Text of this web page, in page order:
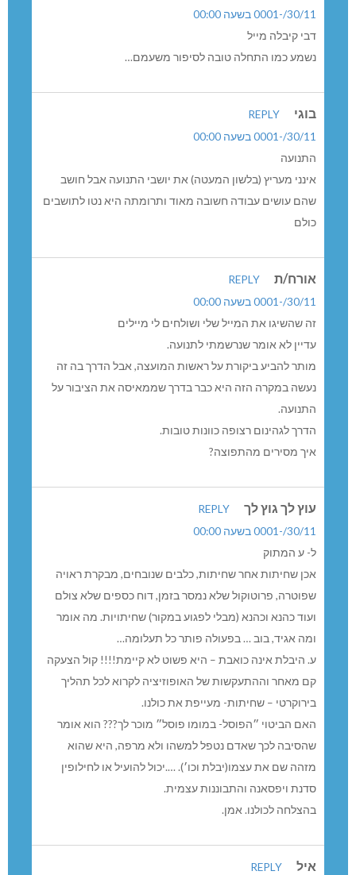
30/11/-0001 בשעה 00:00
דבי קיבלה מייל
נשמע כמו התחלה טובה לסיפור משעמם…
בוגי
REPLY
30/11/-0001 בשעה 00:00
התנועה
אינני מעריץ (בלשון המעטה) את יושבי התנועה אבל חושב
שהם עושים עבודה חשובה מאוד ותרומתה היא נטו לתושבים
כולם
אורח/ת
REPLY
30/11/-0001 בשעה 00:00
זה שהשיגו את המייל שלי ושולחים לי מיילים
עדיין לא אומר שנרשמתי לתנועה.
מותר להביע ביקורת על ראשות המועצה, אבל הדרך בה זה
נעשה במקרה הזה היא כבר בדרך שממאיסה את הציבור על
התנועה.
הדרך לגהינום רצופה כוונות טובות.
איך מסירים מהתפוצה?
עוץ לך גוץ לך
REPLY
30/11/-0001 בשעה 00:00
ל- ע המתוק
אכן שחיתות אחר שחיתות, כלבים שנובחים, מבקרת ראויה
שפוטרה, פרוטוקול שלא נמסר בזמן, דוח כספים שלא צולם
ועוד כהנא וכהנא (מבלי לפגוע במקור) שחיתויות. מה אומר
ומה אגיד, בוב … בפעולה פותר כל תעלומה…
ע. היבלת אינה כואבת – היא פשוט לא קיימת!!!! קול הצעקה
קם מאחר וההתעקשות של האופוזיציה לקרוא לכל תהליך
בירוקרטי – שחיתות- מעייפת את כולנו.
האם הביטוי ״הפוסל- במומו פוסל״ מוכר לך??? הוא אומר
שהסיבה לכך שאדם נטפל למשהו ולא מרפה, היא שהוא
מזהה שם את עצמו(יבלת וכו׳). ….יכול להועיל או לחילופין
סדנת ויפסאנה והתבוננות עצמית.
בהצלחה לכולנו. אמן.
איל
REPLY